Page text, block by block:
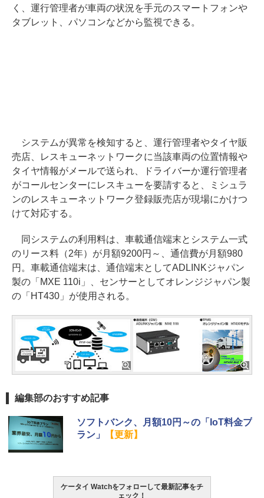
く、運行管理者が車両の状況を手元のスマートフォンや
タブレット、パソコンなどから監視できる。
システムが異常を検知すると、運行管理者やタイヤ販
売店、レスキューネットワークに当該車両の位置情報や
タイヤ情報がメールで送られ、ドライバーか運行管理者
がコールセンターにレスキューを要請すると、ミシュラ
ンのレスキューネットワーク登録販売店が現場にかけつ
けて対応する。
同システムの利用料は、車載通信端末とシステム一式
のリース料（2年）が月額9200円～、通信費が月額980
円。車載通信端末は、通信端末としてADLINKジャパン
製の「MXE 110i」、センサーとしてオレンジジャパン製
の「HT430」が使用される。
編集部のおすすめ記事
ソフトバンク、月額10円～の「IoT料金プ
ラン」
【更新】
ケータイ Watchをフォローして最新記事をチ
ェック！